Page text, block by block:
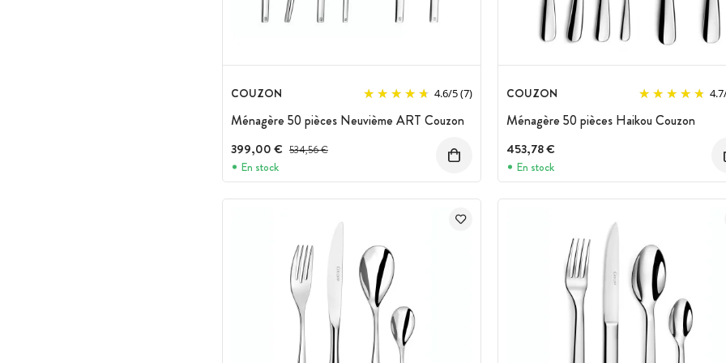
COUZON 4.6/5(7)
Ménagère 50 pièces Neuvième ART Couzon
399,00 € Prix avant réduction :
534,56 €
En stock
COUZON 4.7
Ménagère 50 pièces Haikou Couzon
453,78 €
En stock